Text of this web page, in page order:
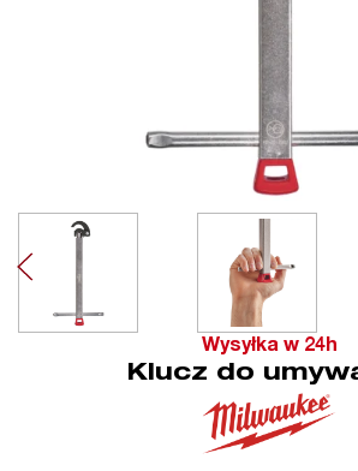
Wysyłka w 24h
Klucz do